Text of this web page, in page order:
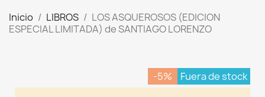
Inicio LIBROS
LOS ASQUEROSOS (EDICION
ESPECIAL LIMITADA) de SANTIAGO LORENZO
-5% Fuera de stock